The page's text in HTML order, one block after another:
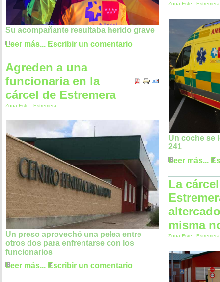
Su acompañante resultaba herido grave
Leer más... Escribir un comentario
Agreden a una
funcionaria en la
cárcel de Estremera
Zona Este - Estremera
Un preso aprovechó una pelea entre
otros dos para enfrentarse con los
funcionarios
Leer más... Escribir un comentario
Zona Este - Estremera
Un coche se
241
Leer más...
La
misma
Zona Este - Estremera